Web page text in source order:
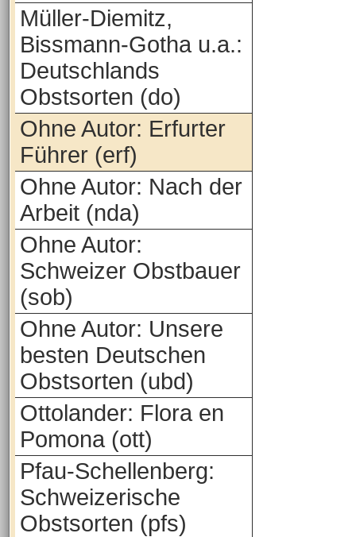
Müller-Diemitz,
Bissmann-Gotha u.a.:
Deutschlands
Obstsorten (do)
Ohne Autor: Erfurter
Führer (erf)
Ohne Autor: Nach der
Arbeit (nda)
Ohne Autor:
Schweizer Obstbauer
(sob)
Ohne Autor: Unsere
besten Deutschen
Obstsorten (ubd)
Ottolander: Flora en
Pomona (ott)
Pfau-Schellenberg:
Schweizerische
Obstsorten (pfs)